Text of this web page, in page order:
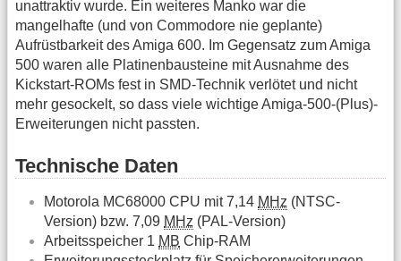
unattraktiv wurde. Ein weiteres Manko war die
mangelhafte (und von Commodore nie geplante)
Aufrüstbarkeit des Amiga 600. Im Gegensatz zum Amiga
500 waren alle Platinenbausteine mit Ausnahme des
Kickstart-ROMs fest in SMD-Technik verlötet und nicht
mehr gesockelt, so dass viele wichtige Amiga-500-(Plus)-
Erweiterungen nicht passten.
Technische Daten
Motorola MC68000 CPU mit 7,14 MHz (NTSC-
Version) bzw. 7,09 MHz (PAL-Version)
Arbeitsspeicher 1 MB Chip-RAM